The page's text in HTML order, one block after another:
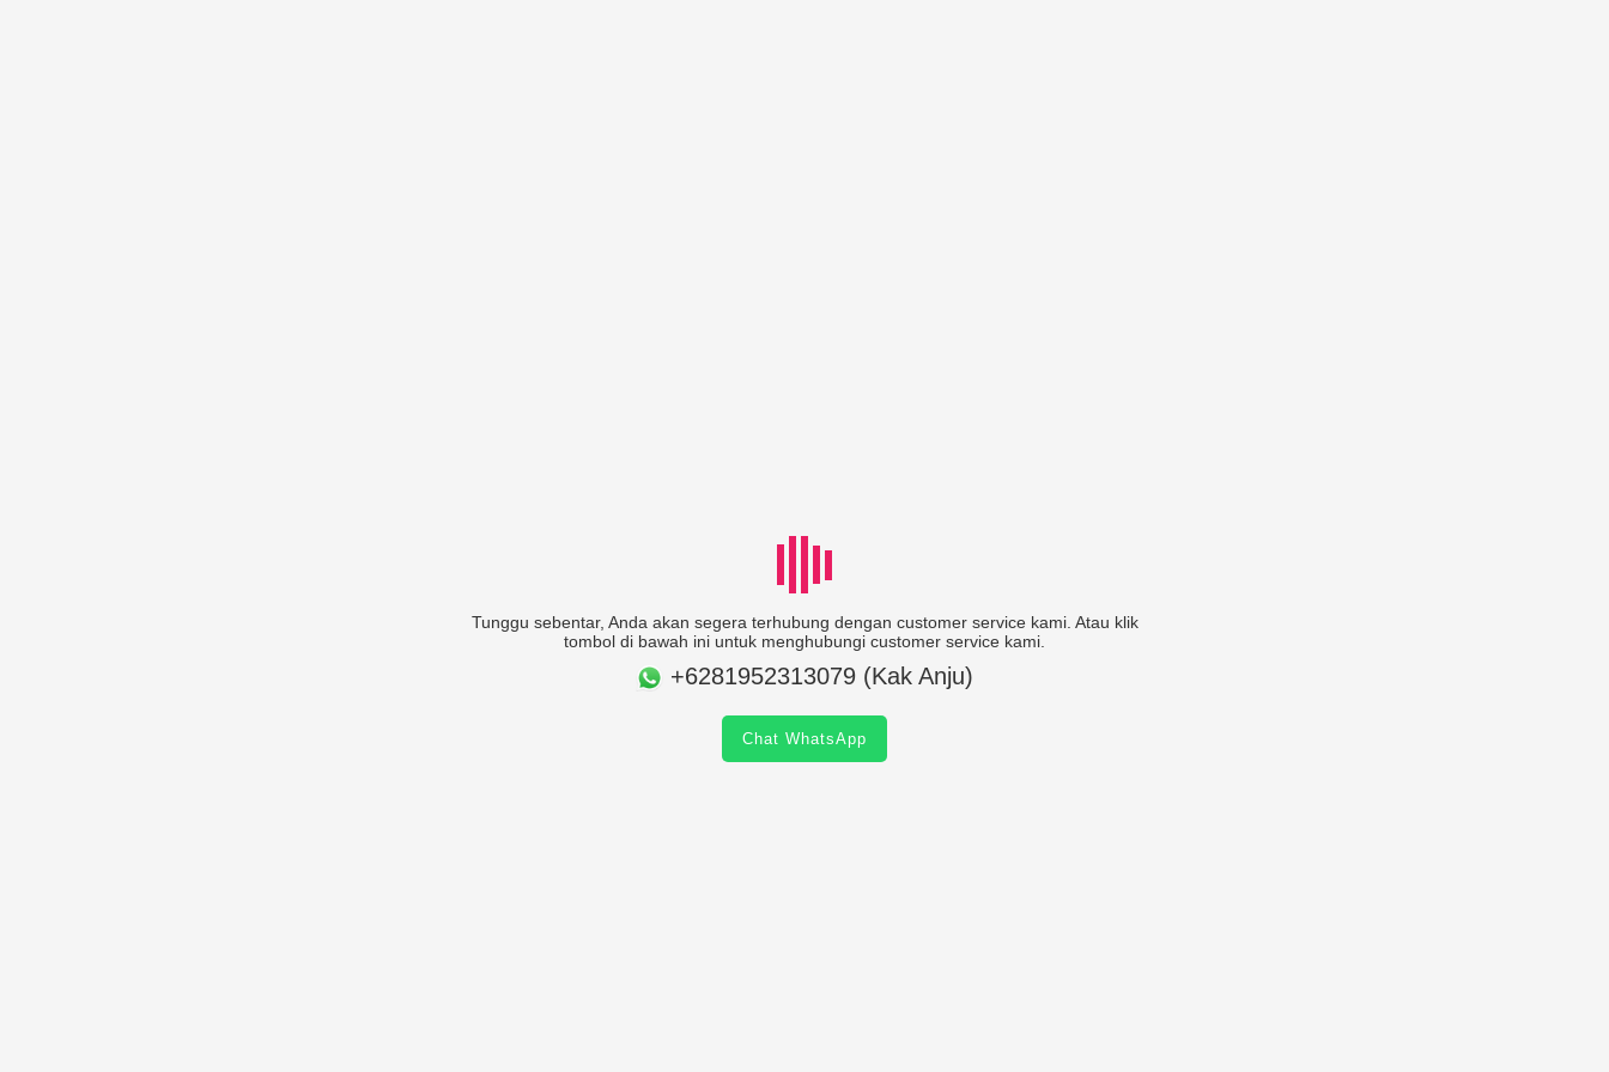
Tunggu sebentar, Anda akan segera terhubung dengan customer service kami. Atau klik
tombol di bawah ini untuk menghubungi customer service kami.
+6281952313079 (Kak Anju)
Chat WhatsApp